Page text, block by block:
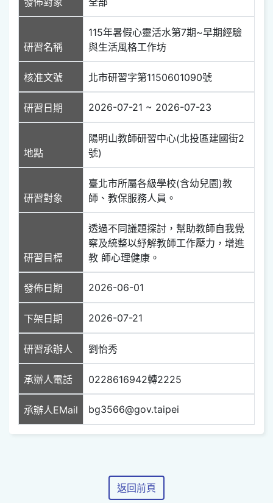
研習名稱
115年暑假心靈活水第7期~早期經驗
與生活風格工作坊
核准文號 北市研習字第1150601090號
研習日期 2026-07-21 ~ 2026-07-23
地點
陽明山教師研習中心(北投區建國街2
號)
研習對象
臺北市所屬各級學校(含幼兒園)教
師、教保服務人員。
研習目標
透過不同議題探討，幫助教師自我覺
察及統整以紓解教師工作壓力，增進
教 師心理健康。
發佈日期 2026-06-01
下架日期 2026-07-21
研習承辦人 劉怡秀
承辦人電話 0228616942轉2225
承辦人EMail bg3566@gov.taipei
返回前頁